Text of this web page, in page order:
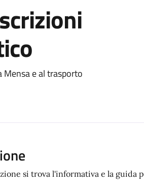
e al trasporto
si trova l'informativa e la guida